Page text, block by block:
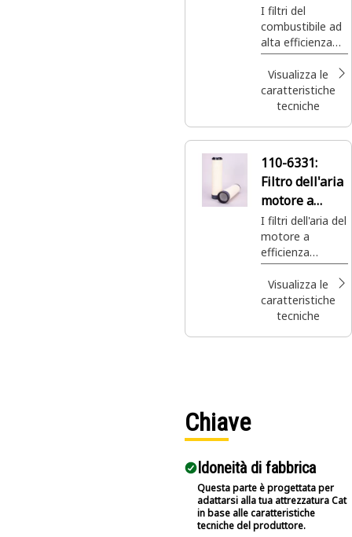
motore
I filtri del
combustibile ad
alta efficienza
sono progettati
per rimuovere i
contaminanti di
piccole
proteggendo gli
combustibile
sensibili e
facendoti
risparmiare
tempo e denaro
evitando danni
precoci e
costose
riparazioni.
Visualizza le
caratteristiche
tecniche
110-6331:
Filtro dell'aria
motore a
efficienza
standard
secondario
I filtri dell'aria del
motore a
efficienza
standard sono
l'opzione
migliore per le
applicazioni per
Visualizza le
caratteristiche
tecniche
Chiave
Idoneità di fabbrica
Questa parte è progettata per
adattarsi alla tua attrezzatura Cat
in base alle caratteristiche
tecniche del produttore.